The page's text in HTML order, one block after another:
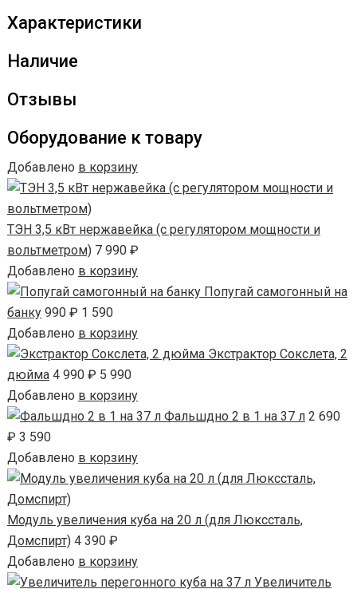
создавать широкий спектр алкогольных напитков, от
Высокая производительность:
аппарата способен работать на мощности до 6 кВт и
производить до 12,5 литров продукта в час на 1й
перегонке и до 1,8 л/час на 2й перегонке.
Надежность и долговечность:
пищевой нержавеющей стали AISI 304, что
гарантирует его долговечность и безопасность
использования.
Этому аппарату нет аналогов на рынке! Поэтому если
хотите внести что-то новое в своё хобби, обратите
внимание на новинку от Wein.
Умная автоматика в комплекте
Отдыхайте, пока аппарат работает за
вас
Гарантированный результат.Аппарат обеспечивает
Характеристики
Наличие
Отзывы
Оборудование к товару
Добавлено в корзину
ТЭН 3,5 кВт нержавейка (с регулятором мощности и
вольтметром) 7 990 ₽
Добавлено в корзину
Попугай самогонный на
банку 990 ₽ 1 590
Добавлено в корзину
Экстрактор Сокслета, 2
дюйма 4 990 ₽ 5 990
Добавлено в корзину
Фальшдно 2 в 1 на 37 л 2 690
₽ 3 590
Добавлено в корзину
Модуль увеличения куба на 20 л (для Люкссталь,
Домспирт) 4 390 ₽
Добавлено в корзину
Увеличитель